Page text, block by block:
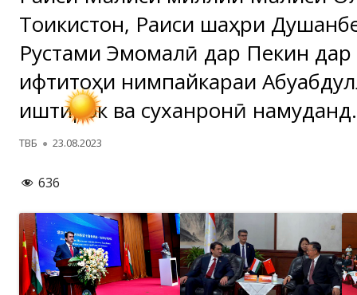
Тоҷикистон, Раиси шаҳри
Рустами Эмомалӣ дар Пекин
ифтитоҳи нимпайкараи
иштирок ва суханронӣ намуданд.
Автор
ТВБ Опубликовано
23.08.2023
636